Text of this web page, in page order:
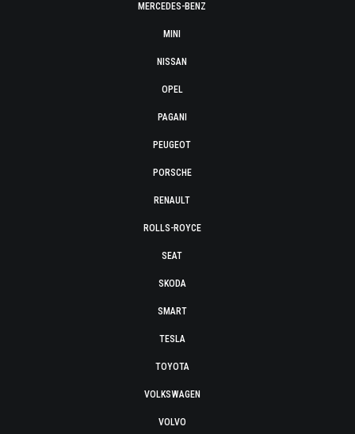
MERCEDES-BENZ
MINI
NISSAN
OPEL
PAGANI
PEUGEOT
PORSCHE
RENAULT
ROLLS-ROYCE
SEAT
SKODA
SMART
TESLA
TOYOTA
VOLKSWAGEN
VOLVO